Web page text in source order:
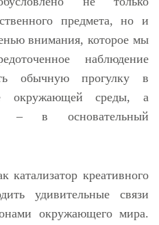
предмета, но и
внимания, которое мы
наблюдение
обычную прогулку в
окружающей среды, а
– в основательный
креативного
удивительные связи
окружающего мира.